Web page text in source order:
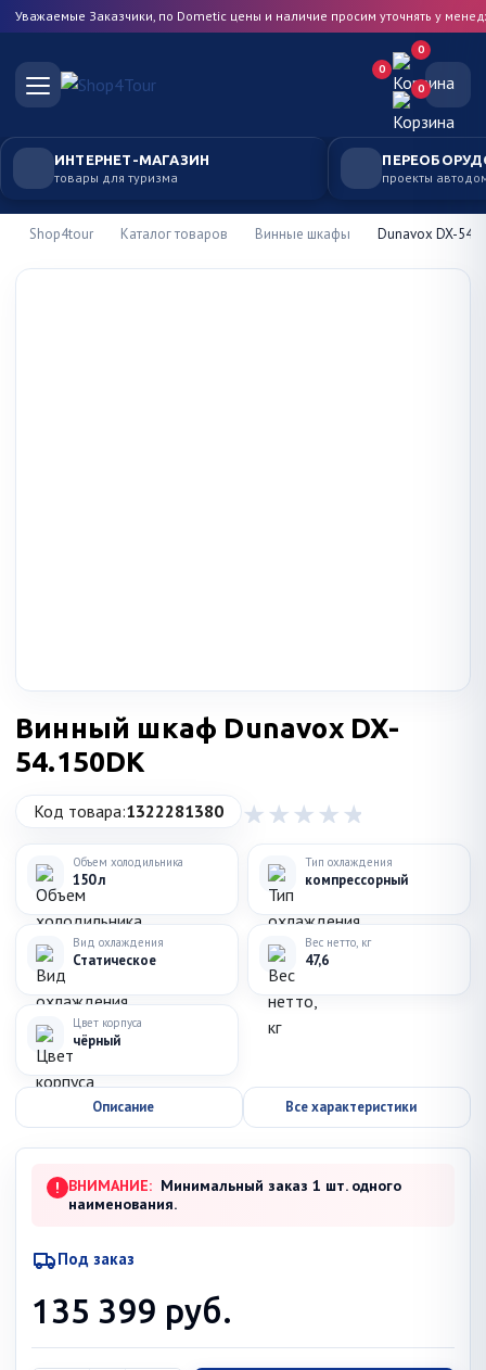
Уважаемые Заказчики, по Dometic цены и наличие просим уточнять у
0
0
0
ИНТЕРНЕТ-МАГАЗИН
товары для туризма проекты
Shop4tour Каталог товаров Винные шкафы Dunavox DX-
Винный шкаф Dunavox DX-
54.150DK
Код товара:1322281380
Объем холодильника
150 л
Тип охлаждения
компрессорный
Вид охлаждения
Статическое
Вес нетто, кг
47,6
Цвет корпуса
чёрный
Описание Все характеристики
! ВНИМАНИЕ: Минимальный заказ 1 шт. одного
наименования.
Под заказ
135 399 руб.